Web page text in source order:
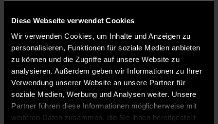
Diese Webseite verwendet Cookies
Wir verwenden Cookies, um Inhalte und Anzeigen zu
personalisieren, Funktionen für soziale Medien anbieten
zu können und die Zugriffe auf unsere Website zu
analysieren. Außerdem geben wir Informationen zu Ihrer
Verwendung unserer Website an unsere Partner für
soziale Medien, Werbung und Analysen weiter. Unsere
Partner führen diese Informationen möglicherweise mit
weiteren Daten zusammen, die Sie ihnen bereitgestellt
IT-Zentrum
Applikationen
Referatsleiter
ITC2+ 2.25/26
0991/3615-747